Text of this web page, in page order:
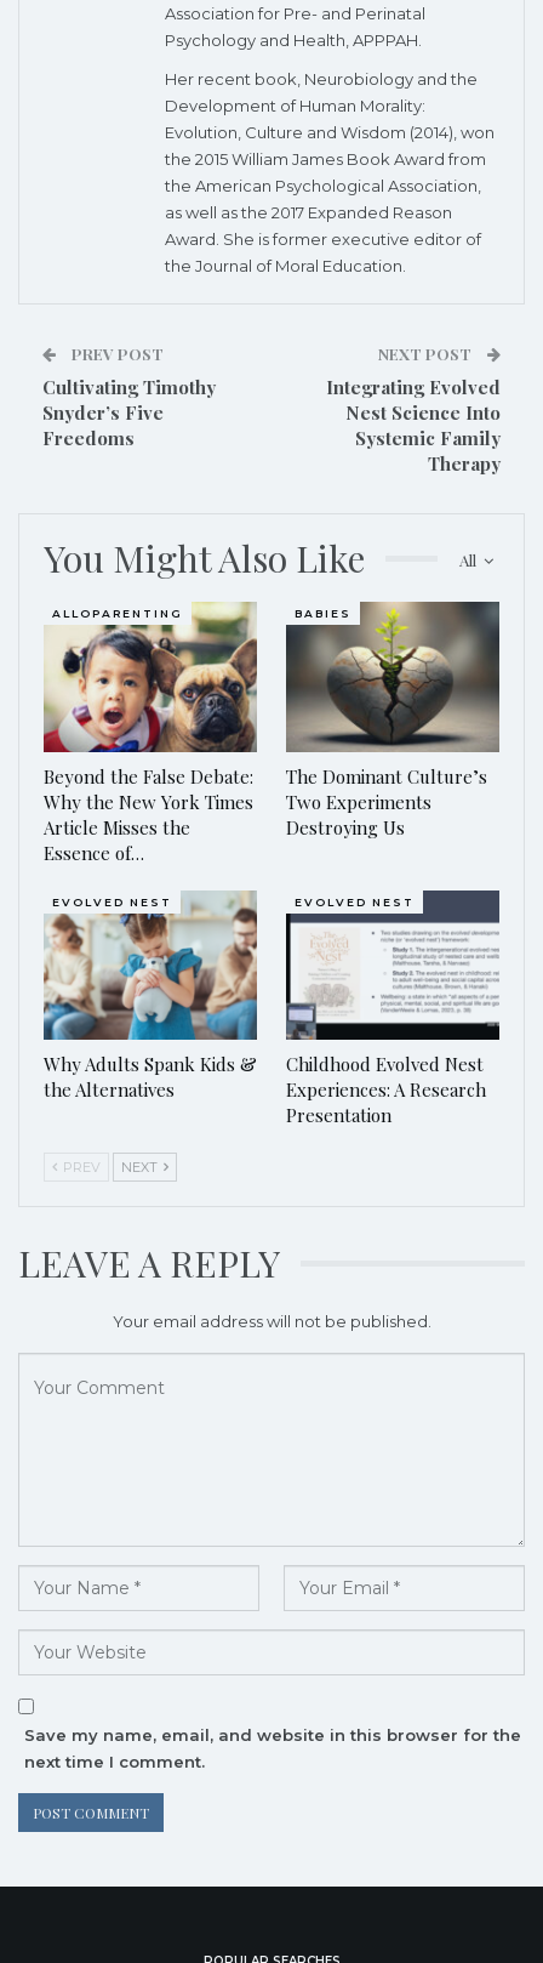
Association for Pre- and Perinatal
Psychology and Health, APPPAH.
Her recent book, Neurobiology and the
Development of Human Morality:
Evolution, Culture and Wisdom (2014), won
the 2015 William James Book Award from
the American Psychological Association,
as well as the 2017 Expanded Reason
Award. She is former executive editor of
the Journal of Moral Education.
PREV POST
Cultivating Timothy
Snyder’s Five
Freedoms
NEXT POST
Integrating Evolved
Nest Science Into
Systemic Family
Therapy
All
You Might Also Like
ALLOPARENTING
Beyond the False Debate:
Why the New York Times
Article Misses the
Essence of…
BABIES
The Dominant Culture’s
Two Experiments
Destroying Us
EVOLVED NEST
Why Adults Spank Kids &
the Alternatives
EVOLVED NEST
Childhood Evolved Nest
Experiences: A Research
Presentation
PREV NEXT
LEAVE A REPLY
Your email address will not be published.
Save my name, email, and website in this browser for the
next time I comment.